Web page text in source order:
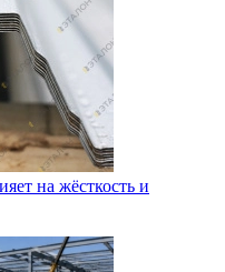
на жёсткость и